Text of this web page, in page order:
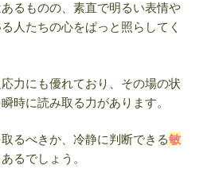
るものの、素直で明るい表情や
人たちの心をぱっと照らしてく
力にも優れており、その場の状
時に読み取る力があります。
るべきか、冷静に判断できる敏
るでしょう。